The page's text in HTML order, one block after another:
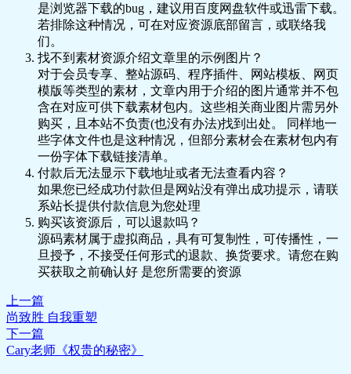
是浏览器下载的bug，建议用百度网盘软件或迅雷下载。
若排除这种情况，可在对应资源底部留言，或联络我
们。
找不到素材资源介绍文章里的示例图片？
对于会员专享、整站源码、程序插件、网站模板、网页
模版等类型的素材，文章内用于介绍的图片通常并不包
含在对应可供下载素材包内。这些相关商业图片需另外
购买，且本站不负责(也没有办法)找到出处。 同样地一
些字体文件也是这种情况，但部分素材会在素材包内有
一份字体下载链接清单。
付款后无法显示下载地址或者无法查看内容？
如果您已经成功付款但是网站没有弹出成功提示，请联
系站长提供付款信息为您处理
购买该资源后，可以退款吗？
源码素材属于虚拟商品，具有可复制性，可传播性，一
旦授予，不接受任何形式的退款、换货要求。请您在购
买获取之前确认好 是您所需要的资源
上一篇
尚致胜 自我重塑
下一篇
Cary老师《权贵的秘密》